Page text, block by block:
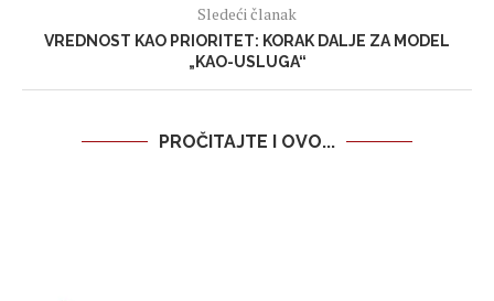
Sledeći članak
VREDNOST KAO PRIORITET: KORAK DALJE ZA MODEL
„KAO-USLUGA“
PROČITAJTE I OVO...